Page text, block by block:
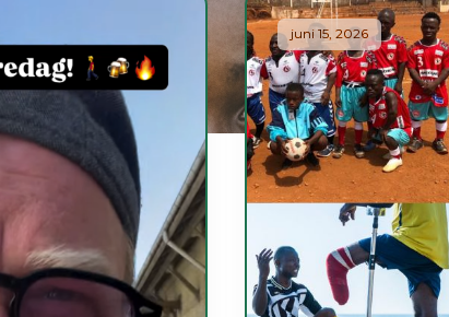
juni 15, 2026